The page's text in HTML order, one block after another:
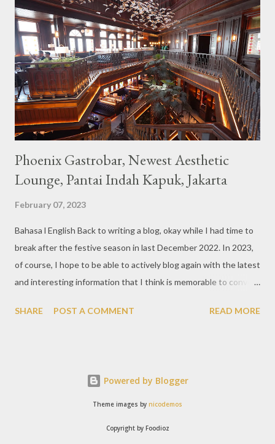
unique cafe interior. Also equipped with brightly colored
couches such as blue and pink, then the number of unicorn dolls
with various sizes ready to accompany us. The menu offered
also follows the concept presented. There are various desserts
are beautiful and interesting, then cool drinks with tempting
colors and do not miss also available some kind o...
Phoenix Gastrobar, Newest Aesthetic
Lounge, Pantai Indah Kapuk, Jakarta
February 07, 2023
Bahasa l English Back to writing a blog, okay while I had time to
break after the festive season in last December 2022. In 2023,
of course, I hope to be able to actively blog again with the latest
and interesting information that I think is memorable to convey.
of Jakarta. Phoenix Gastrobar, a new concept presented by
Bar. The concept offered at Phoenix is completely different
from previous HWG outlets. First I'll say the interior is
SHARE POST A COMMENT READ MORE
Powered by Blogger
Theme images by nicodemos
Copyright by Foodioz